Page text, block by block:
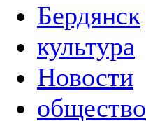
Бердянск
культура
Новости
общество